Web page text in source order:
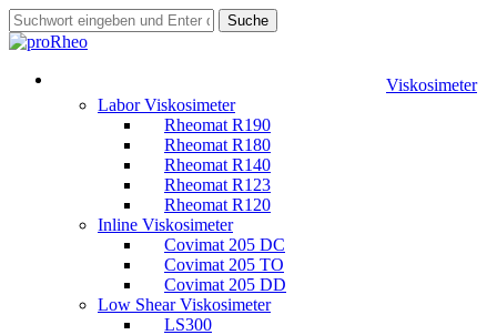
Skip
to
main
content
Suche
C
Viskosimeter
Labor Viskosimeter
Rheomat R190
Rheomat R180
Rheomat R140
Rheomat R123
Rheomat R120
Inline Viskosimeter
Covimat 205 DC
Covimat 205 TO
Covimat 205 DD
Low Shear Viskosimeter
LS300